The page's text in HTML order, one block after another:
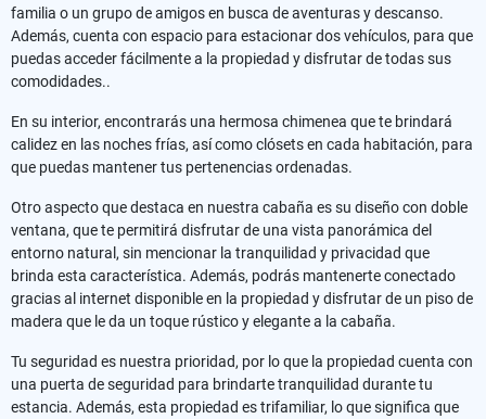
familia o un grupo de amigos en busca de aventuras y descanso.
Además, cuenta con espacio para estacionar dos vehículos, para que
puedas acceder fácilmente a la propiedad y disfrutar de todas sus
comodidades..
En su interior, encontrarás una hermosa chimenea que te brindará
calidez en las noches frías, así como clósets en cada habitación, para
que puedas mantener tus pertenencias ordenadas.
Otro aspecto que destaca en nuestra cabaña es su diseño con doble
ventana, que te permitirá disfrutar de una vista panorámica del
entorno natural, sin mencionar la tranquilidad y privacidad que
brinda esta característica. Además, podrás mantenerte conectado
gracias al internet disponible en la propiedad y disfrutar de un piso de
madera que le da un toque rústico y elegante a la cabaña.
Tu seguridad es nuestra prioridad, por lo que la propiedad cuenta con
una puerta de seguridad para brindarte tranquilidad durante tu
estancia. Además, esta propiedad es trifamiliar, lo que significa que